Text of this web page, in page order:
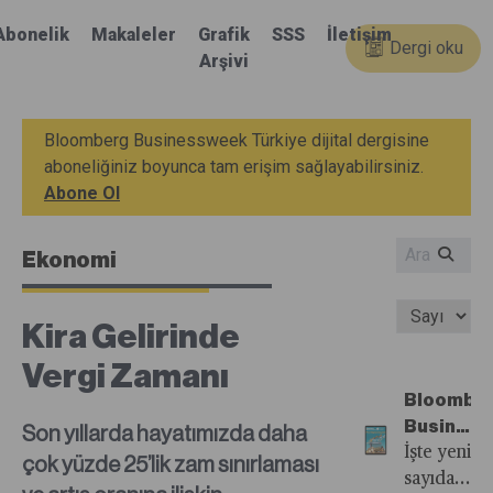
Makaleler
Grafik
Arşivi
SSS İletişim
Dergi oku
Bloomberg Businessweek Türkiye dijital dergisine
aboneliğiniz boyunca tam erişim sağlayabilirsiniz.
Abone Ol
Ekonomi
Kira Gelirinde
Vergi Zamanı
Son yıllarda hayatımızda daha
çok yüzde 25’lik zam sınırlaması
20.
İşte yeni
sayıdan